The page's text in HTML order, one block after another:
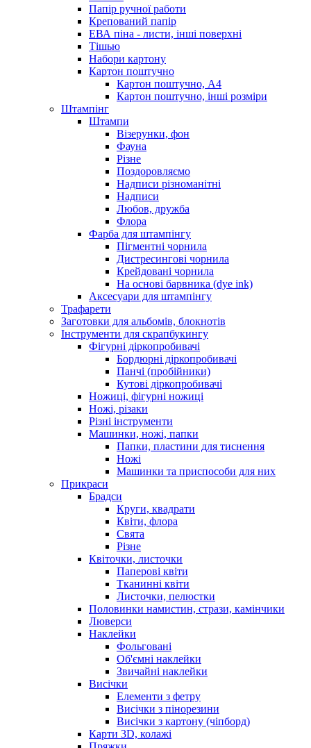
Папір ручної работи
Крепований папір
ЕВА піна - листи, інші поверхні
Тішью
Набори картону
Картон поштучно
Картон поштучно, А4
Картон поштучно, інші розміри
Штампінг
Штампи
Візерунки, фон
Фауна
Різне
Поздоровляємо
Надписи різноманітні
Надписи
Любов, дружба
Флора
Фарба для штампінгу
Пігментні чорнила
Дистресингові чорнила
Крейдовані чорнила
На основі барвника (dye ink)
Аксесуари для штампінгу
Трафарети
Заготовки для альбомів, блокнотів
Інструменти для скрапбукингу
Фігурні діркопробивачі
Бордюрні діркопробивачі
Панчі (пробійники)
Кутові діркопробивачі
Ножиці, фігурні ножиці
Ножі, різаки
Різні інструменти
Машинки, ножі, папки
Папки, пластини для тиснення
Ножі
Машинки та приспособи для них
Прикраси
Брадси
Круги, квадрати
Квіти, флора
Свята
Різне
Квіточки, листочки
Паперові квіти
Тканинні квіти
Листочки, пелюстки
Половинки намистин, стрази, камінчики
Люверси
Наклейки
Фольговані
Об'ємні наклейки
Звичайні наклейки
Висічки
Елементи з фетру
Висічки з пінорезини
Висічки з картону (чіпборд)
Карти 3D, колажі